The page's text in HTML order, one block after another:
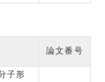
論文番号
子形